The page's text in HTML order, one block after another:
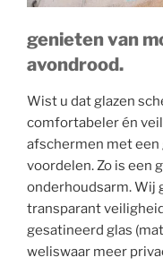
genieten van
avondrood.
Wist u dat glazen
comfortabeler én
afschermen met een
voordelen. Zo is een
onderhoudsarm. Wij
transparant
gesatineerd glas
weliswaar meer